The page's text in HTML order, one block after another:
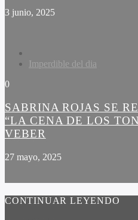
3 junio, 2025
Imperdible del dia
0
SABRINA ROJAS SE
“LA CENA DE LOS
VEBER
27 mayo, 2025
CONTINUAR LEYENDO